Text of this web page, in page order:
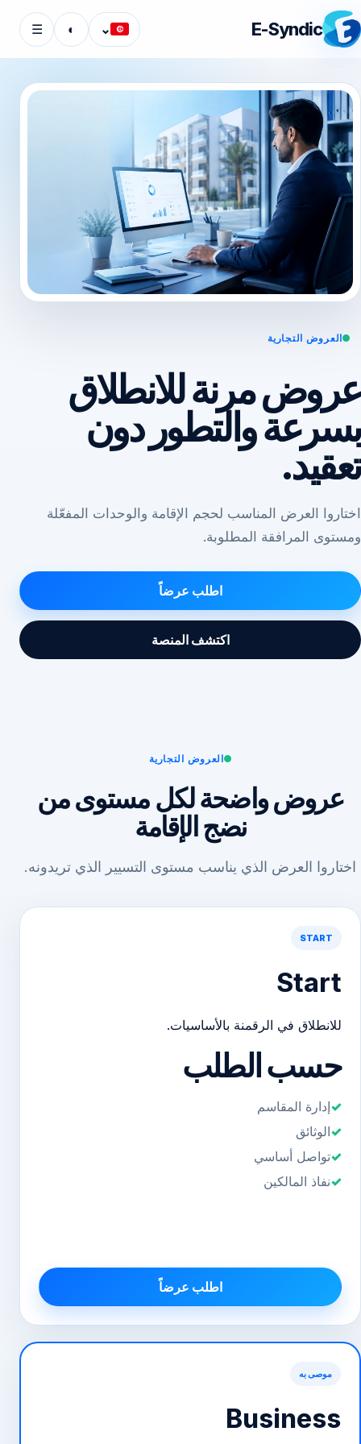
E-Syndic
⌄
◐
☰
العروض التجارية
عروض مرنة للانطلاق
بسرعة والتطور دون
تعقيد.
اختاروا العرض المناسب لحجم الإقامة والوحدات المفعّلة
ومستوى المرافقة المطلوبة.
اطلب عرضاً
اكتشف المنصة
العروض التجارية
عروض واضحة لكل مستوى من
نضج الإقامة
اختاروا العرض الذي يناسب مستوى التسيير الذي تريدونه.
START
Start
للانطلاق في الرقمنة بالأساسيات.
حسب الطلب
إدارة المقاسم
الوثائق
تواصل أساسي
نفاذ المالكين
اطلب عرضاً
موصى به
Business